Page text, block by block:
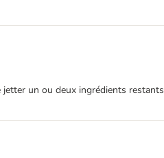
jetter un ou deux ingrédients restants